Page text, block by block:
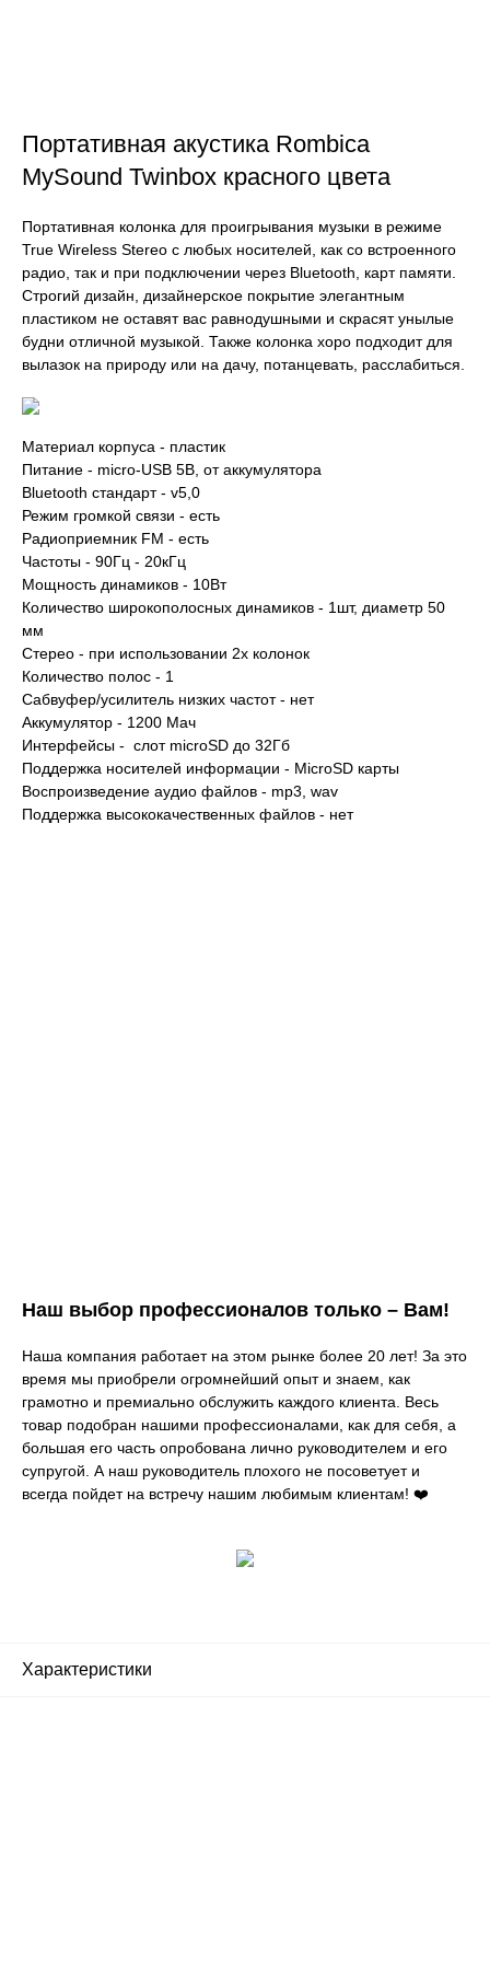
Портативная акустика Rombica
MySound Twinbox красного цвета
Портативная колонка для проигрывания музыки в режиме
True Wireless Stereo с любых носителей, как со встроенного
радио, так и при подключении через Bluetooth, карт памяти.
Строгий дизайн, дизайнерское покрытие элегантным
пластиком не оставят вас равнодушными и скрасят унылые
будни отличной музыкой. Также колонка хоро подходит для
вылазок на природу или на дачу, потанцевать, расслабиться.
Материал корпуса - пластик
Питание - micro-USB 5В, от аккумулятора
Bluetooth стандарт - v5,0
Режим громкой связи - есть
Радиоприемник FM - есть
Частоты - 90Гц - 20кГц
Мощность динамиков - 10Вт
Количество широкополосных динамиков - 1шт, диаметр 50
мм
Стерео - при использовании 2х колонок
Количество полос - 1
Сабвуфер/усилитель низких частот - нет
Аккумулятор - 1200 Мач
Интерфейсы - слот microSD до 32Гб
Поддержка носителей информации - MicroSD карты
Воспроизведение аудио файлов - mp3, wav
Поддержка высококачественных файлов - нет
Наш выбор профессионалов только – Вам!
Наша компания работает на этом рынке более 20 лет! За это
время мы приобрели огромнейший опыт и знаем, как
грамотно и премиально обслужить каждого клиента. Весь
товар подобран нашими профессионалами, как для себя, а
большая его часть опробована лично руководителем и его
супругой. А наш руководитель плохого не посоветует и
всегда пойдет на встречу нашим любимым клиентам! ❤️
Характеристики